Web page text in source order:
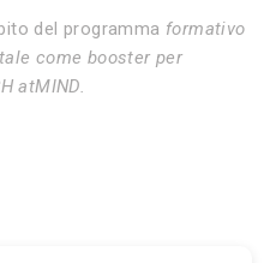
del programma formativo
come booster per
atMIND.